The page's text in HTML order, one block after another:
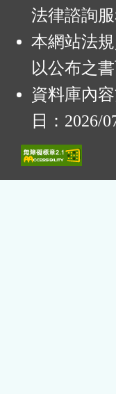
法律諮詢服
本網站法
以公布之
資料庫內
日：2026/